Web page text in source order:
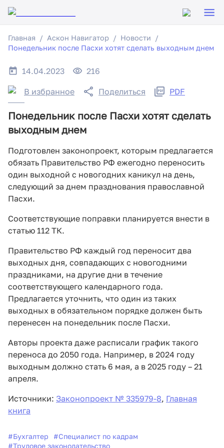
Главная Аскон Навигатор
Новости
Понедельник после Пасхи хотят сделать выходным днем
14.04.2023 216
В избранное Поделиться PDF
Понедельник после Пасхи хотят сделать
выходным днем
Подготовлен законопроект, которым предлагается
обязать Правительство РФ ежегодно переносить
один выходной с новогодних каникул на день,
следующий за днем празднования православной
Пасхи.
Соответствующие поправки планируется внести в
статью 112 ТК.
Правительство РФ каждый год переносит два
выходных дня, совпадающих с новогодними
праздниками, на другие дни в течение
соответствующего календарного года.
Предлагается уточнить, что один из таких
выходных в обязательном порядке должен быть
перенесен на понедельник после Пасхи.
Авторы проекта даже расписали график такого
переноса до 2050 года. Например, в 2024 году
выходным должно стать 6 мая, а в 2025 году – 21
апреля.
Источники: Законопроект № 335979-8, Главная
книга
#Бухгалтер #Специалист по кадрам
#Трудовое законодательство